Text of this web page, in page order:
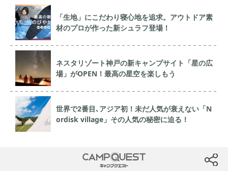
「生地」にこだわり寝心地を追求。アウトドア素
材のプロが作った新シュラフ登場！
ネスタリゾート神戸の新キャンプサイト「星の広
場」がOPEN！最高の星空を楽しもう
世界で2番目､アジア初！未だ人気が衰えない「N
ordisk village」その人気の秘密に迫る！
btn
CAMP QUEST